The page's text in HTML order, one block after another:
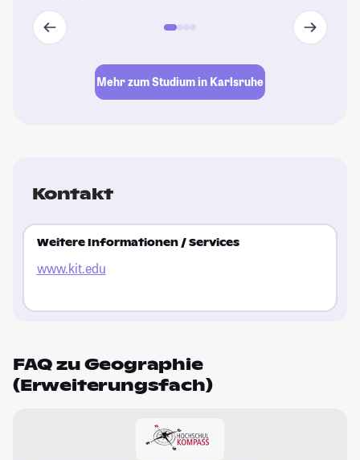
Mehr zum Studium in Karlsruhe
Kontakt
Weitere Informationen / Services
www.kit.edu
FAQ zu Geographie
(Erweiterungsfach)